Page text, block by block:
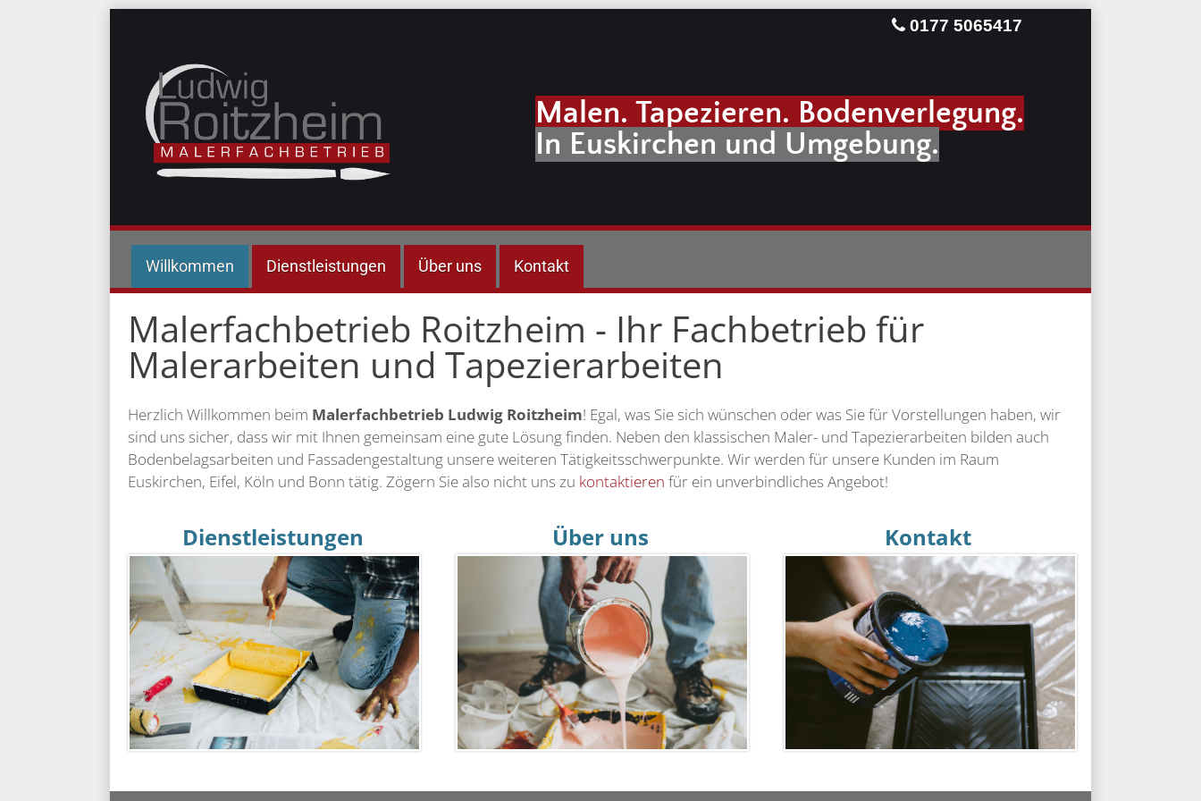
0177 5065417
Malen. Tapezieren. Bodenverlegung.
In Euskirchen und Umgebung.
Willkommen Dienstleistungen Über uns Kontakt
Malerfachbetrieb Roitzheim - Ihr Fachbetrieb für
Malerarbeiten und Tapezierarbeiten
Herzlich Willkommen beim Malerfachbetrieb Ludwig Roitzheim! Egal, was Sie sich wünschen oder was Sie für Vorstellungen haben, wir
sind uns sicher, dass wir mit Ihnen gemeinsam eine gute Lösung finden. Neben den klassischen Maler- und Tapezierarbeiten bilden auch
Bodenbelagsarbeiten und Fassadengestaltung unsere weiteren Tätigkeitsschwerpunkte. Wir werden für unsere Kunden im Raum
Euskirchen, Eifel, Köln und Bonn tätig. Zögern Sie also nicht uns zu kontaktieren für ein unverbindliches Angebot!
Dienstleistungen Über uns Kontakt